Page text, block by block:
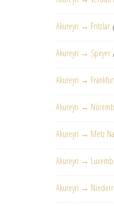
Akureyri → Fritzlar
Akureyri → Speyer
Akureyri →
Akureyri →
Akureyri → Metz
Akureyri →
Akureyri →